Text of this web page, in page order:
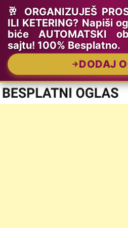
🥂 ORGANIZUJEŠ
ILI KETERING? Napiši
biće AUTOMATSKI
sajtu! 100% Besplatno.
DODAJ